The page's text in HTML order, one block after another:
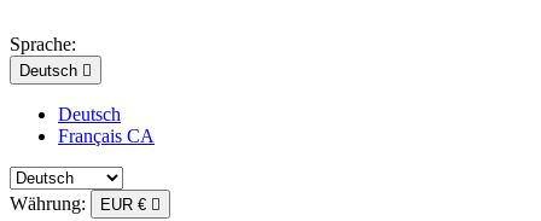
Sprache:
Deutsch 
Deutsch
Français CA
Währung: EUR € 